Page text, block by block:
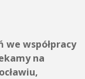
współpracy
na